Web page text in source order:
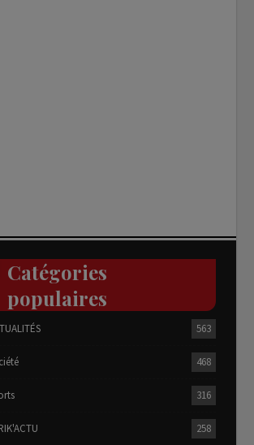
Catégories
populaires
563
468
316
258